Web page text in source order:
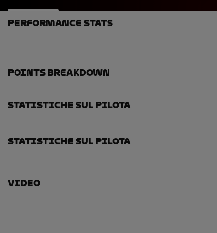
Performance Stats
Points Breakdown
Statistiche Sul Pilota
Statistiche Sul Pilota
Video